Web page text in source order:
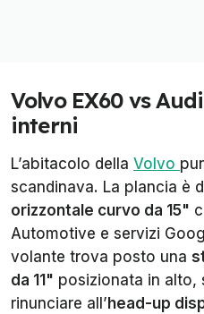
Volvo EX60 vs
interni
L’abitacolo della Volvo
scandinava. La plancia è
orizzontale curvo da 15"
Automotive e servizi
volante trova posto una
da 11" posizionata in alto,
rinunciare all’ head-up